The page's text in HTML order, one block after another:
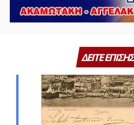
ΔΕΙΤΕ ΕΠΙΣΗΣ